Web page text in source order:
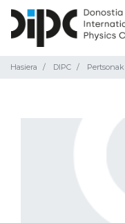
Hasiera DIPC Pertsonak